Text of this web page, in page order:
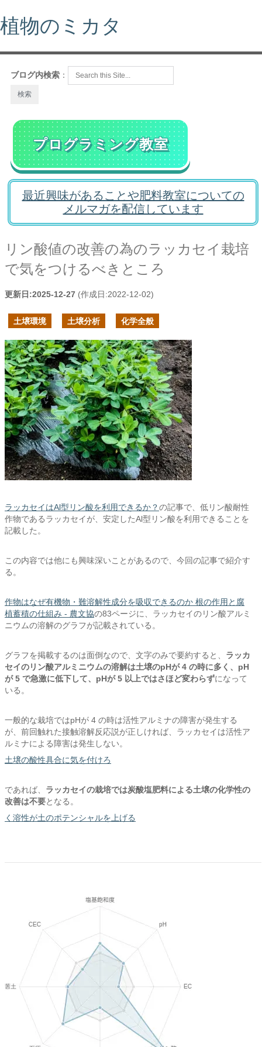
植物のミカタ
ブログ内検索 ：
プログラミング教室
最近興味があることや肥料教室についての
メルマガを配信しています
リン酸値の改善の為のラッカセイ栽培
で気をつけるべきところ
更新日:2025-12-27 (作成日:2022-12-02)
土壌環境 土壌分析 化学全般
ラッカセイはAl型リン酸を利用できるか？の記事で、低リン酸耐性
作物であるラッカセイが、安定したAl型リン酸を利用できることを
記載した。
この内容では他にも興味深いことがあるので、今回の記事で紹介す
る。
作物はなぜ有機物・難溶解性成分を吸収できるのか 根の作用と腐
植蓄積の仕組み - 農文協の83ページに、ラッカセイのリン酸アルミ
ニウムの溶解のグラフが記載されている。
グラフを掲載するのは面倒なので、文字のみで要約すると、 ラッカ
セイのリン酸アルミニウムの溶解は土壌のpHが 4 の時に多く、pH
が 5 で急激に低下して、pHが 5 以上ではさほど変わらずになって
いる。
一般的な栽培ではpHが 4 の時は活性アルミナの障害が発生する
が、前回触れた接触溶解反応説が正しければ、ラッカセイは活性ア
ルミナによる障害は発生しない。
土壌の酸性具合に気を付けろ
であれば、 ラッカセイの栽培では炭酸塩肥料による土壌の化学性の
改善は不要となる。
く溶性が土のポテンシャルを上げる